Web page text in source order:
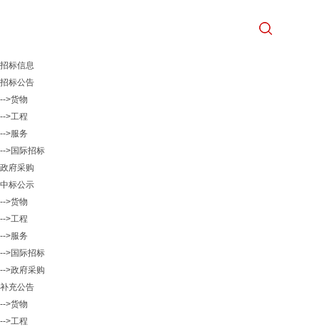
招标信息
招标公告
-->货物
-->工程
-->服务
-->国际招标
政府采购
中标公示
-->货物
-->工程
-->服务
-->国际招标
-->政府采购
补充公告
-->货物
-->工程